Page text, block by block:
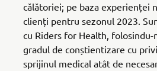
călătoriei; pe baza experienței
clienți pentru sezonul 2023.
cu Riders for Health,
gradul de conștientizare cu
sprijinul medical atât de